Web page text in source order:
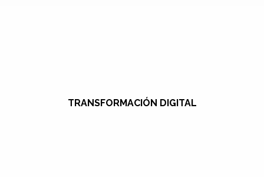
TRANSFORMACIÓN DIGITAL